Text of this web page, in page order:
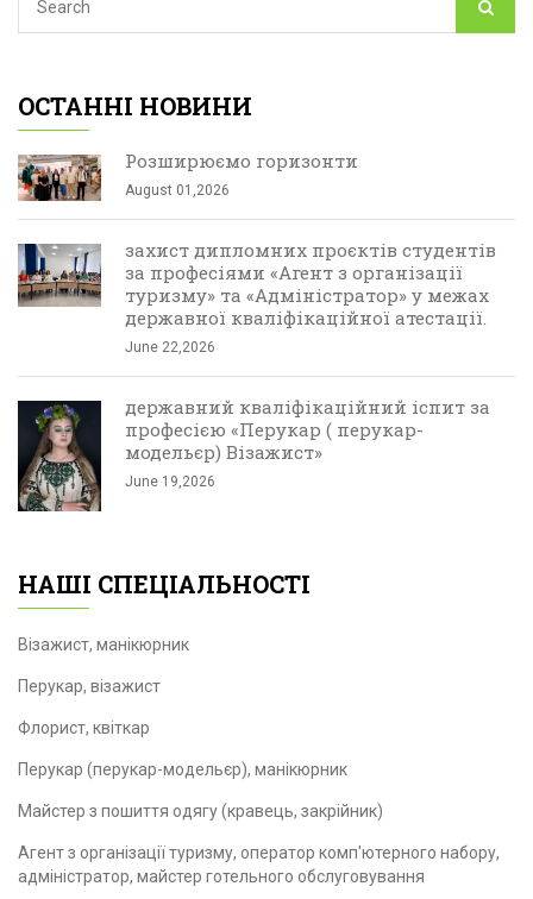
ОСТАННІ НОВИНИ
Розширюємо горизонти
August 01,2026
захист дипломних проєктів студентів
за професіями «Агент з організації
туризму» та «Адміністратор» у межах
державної кваліфікаційної атестації.
June 22,2026
державний кваліфікаційний іспит за
професією «Перукар ( перукар-
модельєр) Візажист»
June 19,2026
НАШІ СПЕЦІАЛЬНОСТІ
Візажист, манікюрник
Перукар, візажист
Флорист, квіткар
Перукар (перукар-модельєр), манікюрник
Майстер з пошиття одягу (кравець, закрійник)
Агент з організації туризму, оператор комп'ютерного набору,
адміністратор, майстер готельного обслуговування